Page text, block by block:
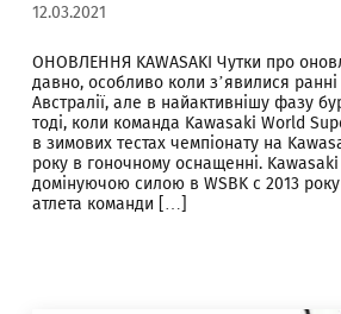
12.03.2021
ОНОВЛЕННЯ KAWASAKI Чутки про
давно, особливо коли з’явилися ранні
Австралії, але в найактивнішу фазу
тоді, коли команда Kawasaki World
в зимових тестах чемпіонату на
року в гоночному оснащенні. Kawasaki
домінуючою силою в WSBK c 2013
атлета команди […]